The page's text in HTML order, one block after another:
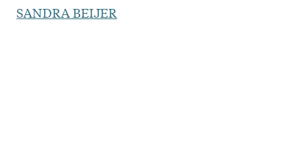
SANDRA BEIJER